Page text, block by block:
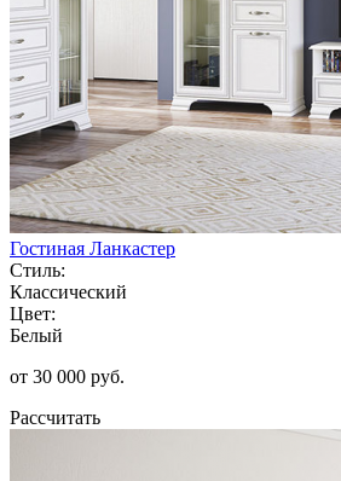
Гостиная Ланкастер
Стиль:
Классический
Цвет:
Белый
от 30 000 руб.
Рассчитать